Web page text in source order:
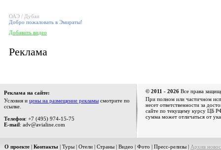
ОАЭ / Дубаи
Добро пожаловать в Эмираты!
Добавить видео
Реклама
Реклама на сайте:
Условия и цены на размещение рекламы смотрите по
ссылке.
Телефон: +7 (495) 974-15-75
E-mail: adv@avialine.com
© 2011 - 2026 Все права
При полном или частичном
несет ответственности за
сайте по текущему курсу ЦБ
сумма может отличаться от
О проекте | Контакты | Туры | Отели | Страны | Видео | Фото | Пресс-релизы | Архив